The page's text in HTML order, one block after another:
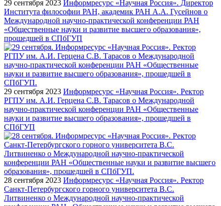
29 сентября 2023 Информресурс «Научная Россия». Директор
Института философии РАН, академик РАН А.А. Гусейнов о
Международной научно-практической конференции РАН
«Общественные науки и развитие высшего образования»,
прошедшей в СПбГУП
29 сентября 2023 Информресурс «Научная Россия». Ректор
РГПУ им. А.И. Герцена С.В. Тарасов о Международной
научно-практической конференции РАН «Общественные
науки и развитие высшего образования», прошедшей в
СПбГУП
28 сентября 2023 Информресурс «Научная Россия». Ректор
Санкт-Петербургского горного университета В.С.
Литвиненко о Международной научно-практической